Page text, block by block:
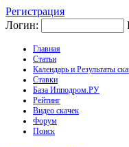
Регистрация
Логин:
Главная
Статьи
Календарь и Результаты
Ставки
База Ипподром.РУ
Рейтинг
Видео скачек
Форум
Поиск